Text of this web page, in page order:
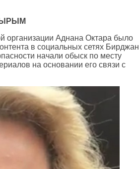
организации Аднана Октара было
в социальных сетях Бирджан
начали обыск по месту
на основании его связи с